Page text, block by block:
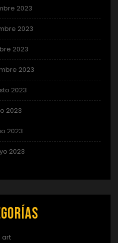
2023
2023
2023
2023
2023
2023
2023
2023
art